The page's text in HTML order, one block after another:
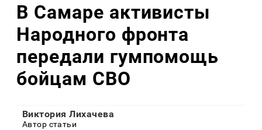
В Самаре активисты
Народного фронта
передали гумпомощь
бойцам СВО
Виктория Лихачева
Автор статьи